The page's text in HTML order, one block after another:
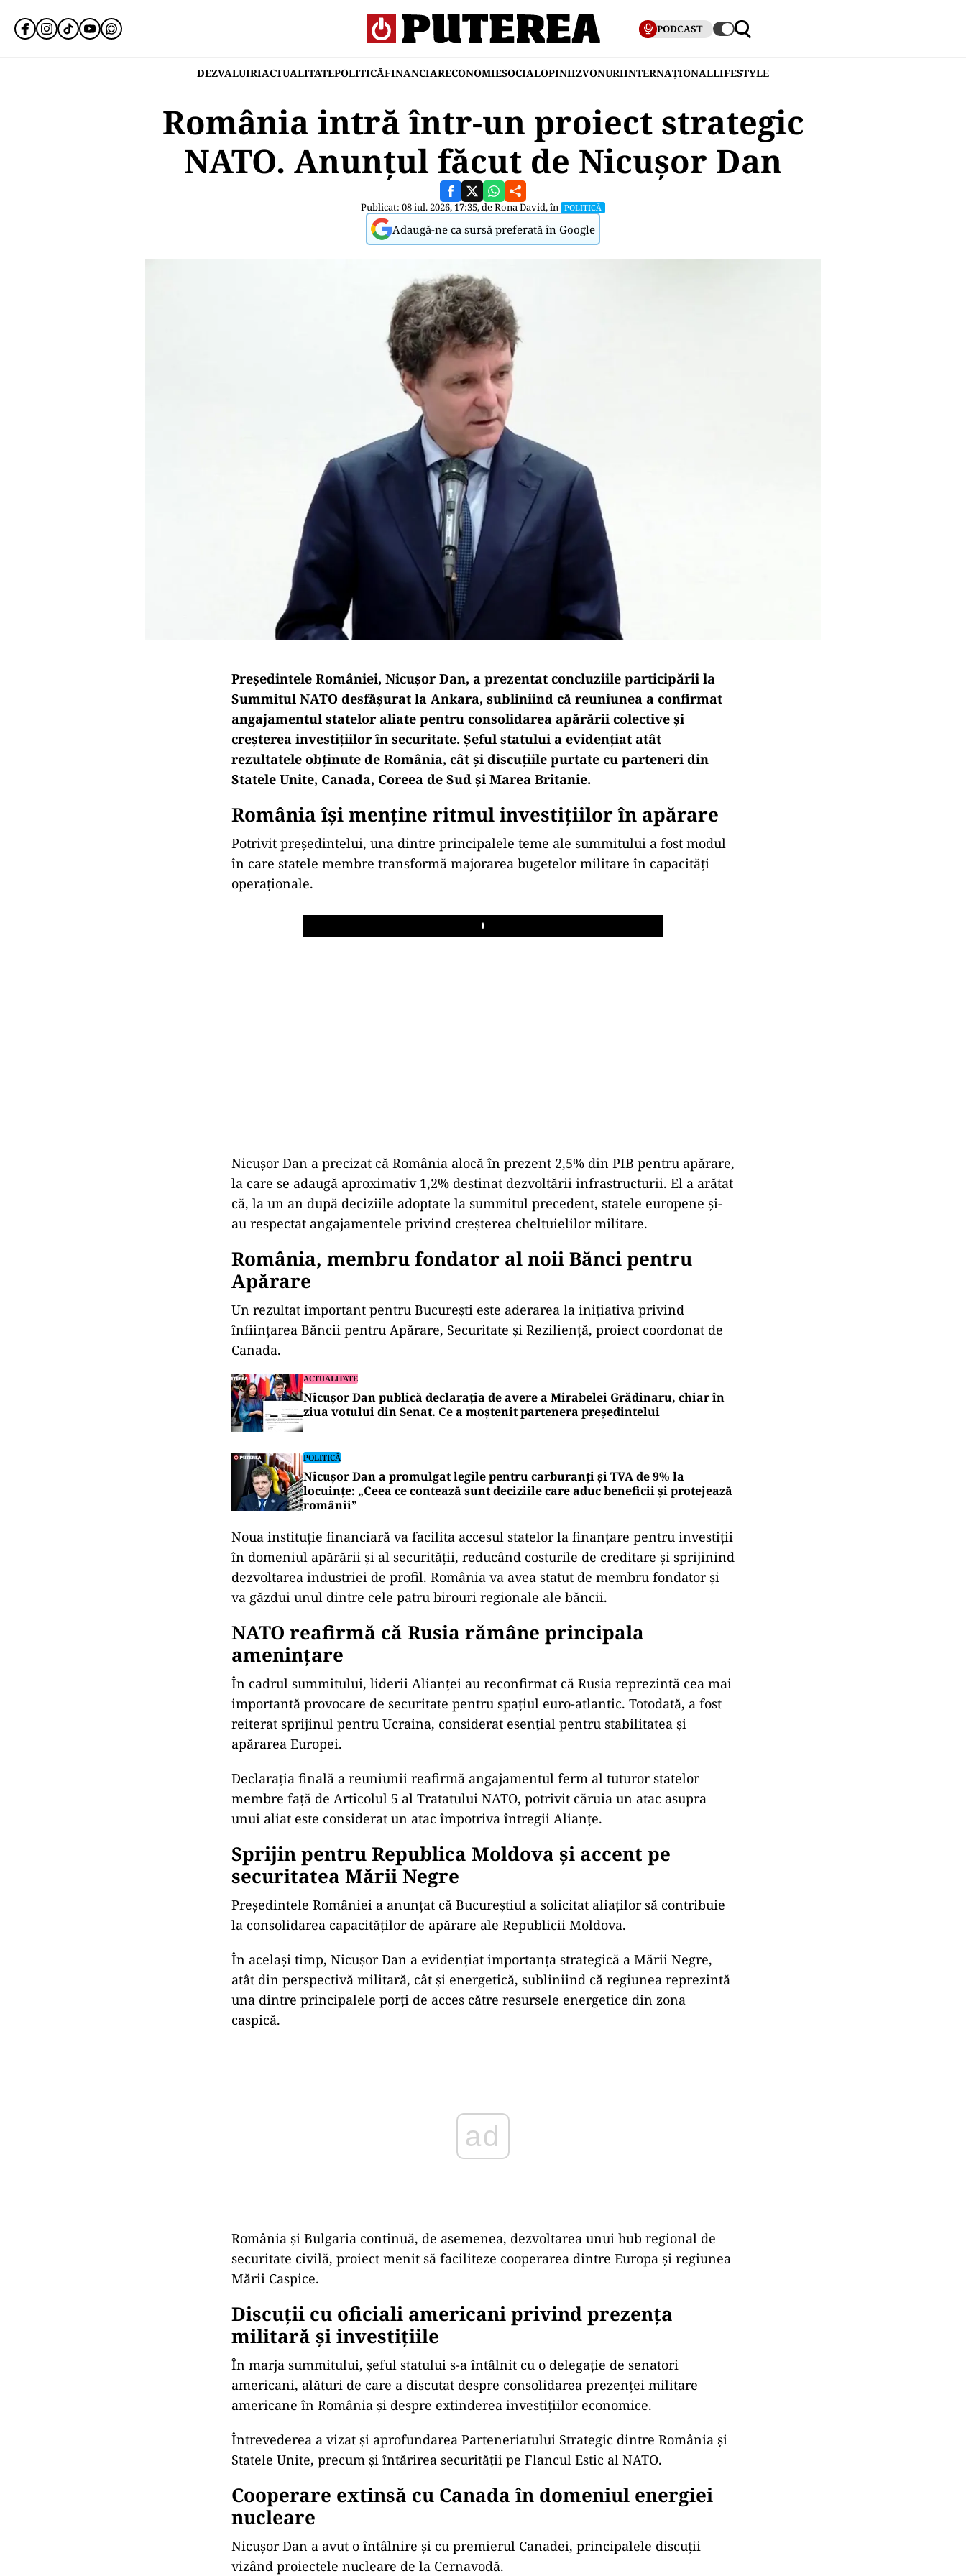
PODCAST
DEZVALUIRIACTUALITATEPOLITICĂFINANCIARECONOMIESOCIALOPINIIZVONURIINTERNAȚIONALLIFESTYLE
România intră într-un proiect strategic
NATO. Anunțul făcut de Nicușor Dan
Publicat: 08 iul. 2026, 17:35, deRona David, în POLITICĂ
Adaugă-ne ca sursă preferată în Google
Președintele României, Nicușor Dan, a prezentat concluziile participării la
Summitul NATO desfășurat la Ankara, subliniind că reuniunea a confirmat
angajamentul statelor aliate pentru consolidarea apărării colective și
creșterea investițiilor în securitate. Șeful statului a evidențiat atât
rezultatele obținute de România, cât și discuțiile purtate cu parteneri din
Statele Unite, Canada, Coreea de Sud și Marea Britanie.
România își menține ritmul investițiilor în apărare
Potrivit președintelui, una dintre principalele teme ale summitului a fost modul
în care statele membre transformă majorarea bugetelor militare în capacități
operaționale.
Play
Nicușor Dan a precizat că România alocă în prezent 2,5% din PIB pentru apărare,
la care se adaugă aproximativ 1,2% destinat dezvoltării infrastructurii. El a arătat
că, la un an după deciziile adoptate la summitul precedent, statele europene și-
au respectat angajamentele privind creșterea cheltuielilor militare.
România, membru fondator al noii Bănci pentru
Apărare
Un rezultat important pentru București este aderarea la inițiativa privind
înființarea Băncii pentru Apărare, Securitate și Reziliență, proiect coordonat de
Canada.
ACTUALITATE
Nicușor Dan publică declarația de avere a Mirabelei Grădinaru, chiar în
ziua votului din Senat. Ce a moștenit partenera președintelui
POLITICĂ
Nicușor Dan a promulgat legile pentru carburanți și TVA de 9% la
locuințe: „Ceea ce contează sunt deciziile care aduc beneficii și protejează
românii”
Noua instituție financiară va facilita accesul statelor la finanțare pentru investiții
în domeniul apărării și al securității, reducând costurile de creditare și sprijinind
dezvoltarea industriei de profil. România va avea statut de membru fondator și
va găzdui unul dintre cele patru birouri regionale ale băncii.
NATO reafirmă că Rusia rămâne principala
amenințare
În cadrul summitului, liderii Alianței au reconfirmat că Rusia reprezintă cea mai
importantă provocare de securitate pentru spațiul euro-atlantic. Totodată, a fost
reiterat sprijinul pentru Ucraina, considerat esențial pentru stabilitatea și
apărarea Europei.
Declarația finală a reuniunii reafirmă angajamentul ferm al tuturor statelor
membre față de Articolul 5 al Tratatului NATO, potrivit căruia un atac asupra
unui aliat este considerat un atac împotriva întregii Alianțe.
Sprijin pentru Republica Moldova și accent pe
securitatea Mării Negre
Președintele României a anunțat că Bucureștiul a solicitat aliaților să contribuie
la consolidarea capacităților de apărare ale Republicii Moldova.
În același timp, Nicușor Dan a evidențiat importanța strategică a Mării Negre,
atât din perspectivă militară, cât și energetică, subliniind că regiunea reprezintă
una dintre principalele porți de acces către resursele energetice din zona
caspică.
ad
România și Bulgaria continuă, de asemenea, dezvoltarea unui hub regional de
securitate civilă, proiect menit să faciliteze cooperarea dintre Europa și regiunea
Mării Caspice.
Discuții cu oficiali americani privind prezența
militară și investițiile
În marja summitului, șeful statului s-a întâlnit cu o delegație de senatori
americani, alături de care a discutat despre consolidarea prezenței militare
americane în România și despre extinderea investițiilor economice.
Întrevederea a vizat și aprofundarea Parteneriatului Strategic dintre România și
Statele Unite, precum și întărirea securității pe Flancul Estic al NATO.
Cooperare extinsă cu Canada în domeniul energiei
nucleare
Nicușor Dan a avut o întâlnire și cu premierul Canadei, principalele discuții
vizând proiectele nucleare de la Cernavodă.